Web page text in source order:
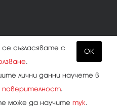
OK
съгласявате с
.
лични данни научете в
поверителност.
може да научите тук.